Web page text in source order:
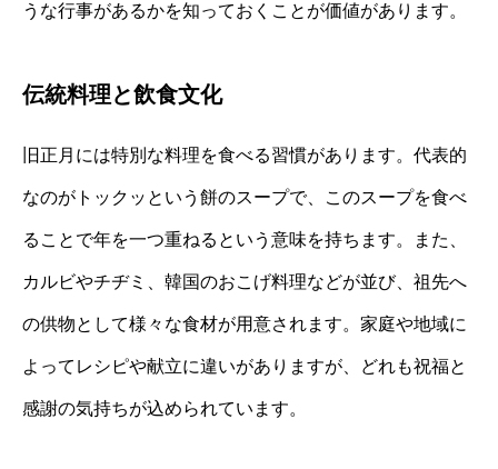
うな行事があるかを知っておくことが価値があります。
伝統料理と飲食文化
旧正月には特別な料理を食べる習慣があります。代表的
なのがトックッという餅のスープで、このスープを食べ
ることで年を一つ重ねるという意味を持ちます。また、
カルビやチヂミ、韓国のおこげ料理などが並び、祖先へ
の供物として様々な食材が用意されます。家庭や地域に
よってレシピや献立に違いがありますが、どれも祝福と
感謝の気持ちが込められています。